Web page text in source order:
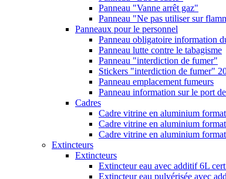
Panneau "Vanne arrêt gaz"
Panneau "Ne pas utiliser sur
Panneaux pour le personnel
Panneau obligatoire information
Panneau lutte contre le tabagisme
Panneau "interdiction de fumer"
Stickers "interdiction de fumer"
Panneau emplacement fumeurs
Panneau information sur le port
Cadres
Cadre vitrine en aluminium
Cadre vitrine en aluminium
Cadre vitrine en aluminium
Extincteurs
Extincteurs
Extincteur eau avec additif 6L
Extincteur eau pulvérisée avec